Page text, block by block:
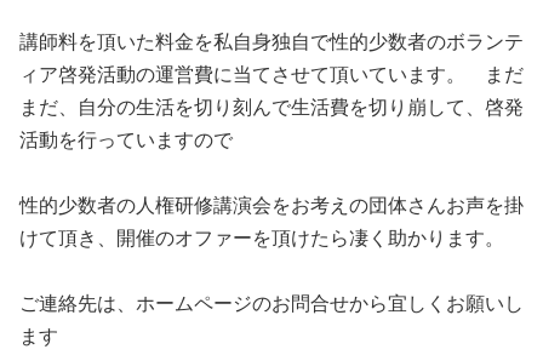
講師料を頂いた料金を私自身独自で性的少数者のボランテ
ィア啓発活動の運営費に当てさせて頂いています。 まだ
まだ、自分の生活を切り刻んで生活費を切り崩して、啓発
活動を行っていますので
性的少数者の人権研修講演会をお考えの団体さんお声を掛
けて頂き、開催のオファーを頂けたら凄く助かります。
ご連絡先は、ホームページのお問合せから宜しくお願いし
ます